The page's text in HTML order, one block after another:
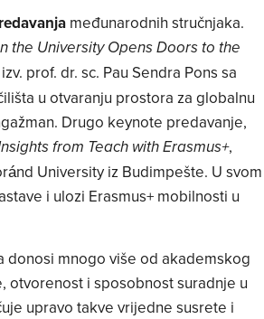
međunarodnih stručnjaka.
the University Opens Doors to the
prof. dr. sc. Pau Sendra Pons sa
u otvaranju prostora za globalnu
Drugo keynote predavanje,
from Teach with Erasmus+,
University iz Budimpešte. U svom
i ulozi Erasmus+ mobilnosti u
donosi mnogo više od akademskog
otvorenost i sposobnost suradnje u
upravo takve vrijedne susrete i